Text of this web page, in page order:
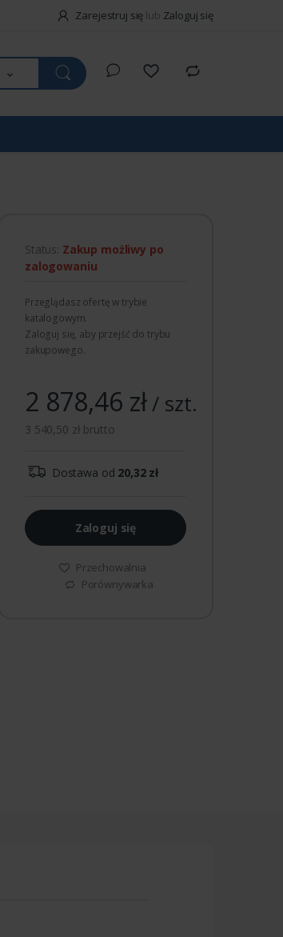
Zarejestruj się lub Zaloguj się
Status: Zakup możliwy po
zalogowaniu
Przeglądasz ofertę w trybie
katalogowym.
Zaloguj się, aby przejść do trybu
zakupowego.
2 878,46 zł/ szt.
3 540,50 zł brutto
Dostawa od 20,32 zł
Zaloguj się
Przechowalnia
Porównywarka